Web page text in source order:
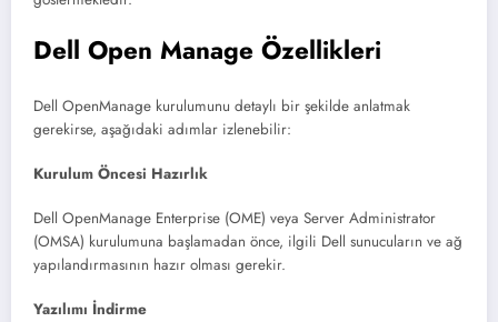
Dell Open Manage Özellikleri
Dell OpenManage kurulumunu detaylı bir şekilde anlatmak
gerekirse, aşağıdaki adımlar izlenebilir:
Kurulum Öncesi Hazırlık
Dell OpenManage Enterprise (OME) veya Server Administrator
(OMSA) kurulumuna başlamadan önce, ilgili Dell sunucuların ve ağ
yapılandırmasının hazır olması gerekir.
Yazılımı İndirme